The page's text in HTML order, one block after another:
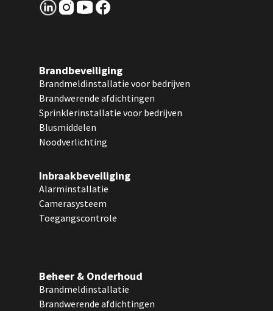
Brandbeveiliging
Brandmeldinstallatie voor bedrijven
Brandwerende afdichtingen
Sprinklerinstallatie voor bedrijven
Blusmiddelen
Noodverlichting
Inbraakbeveiliging
Alarminstallatie
Camerasysteem
Toegangscontrole
Beheer & Onderhoud
Brandmeldinstallatie
Brandwerende afdichtingen